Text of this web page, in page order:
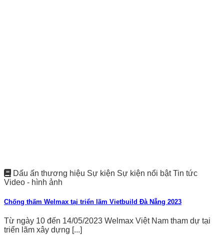
Dấu ấn thương hiệu Sự kiện Sự kiện nổi bật Tin tức
Video - hình ảnh
Chống thấm Welmax tại triển lãm Vietbuild Đà Nẵng 2023
Từ ngày 10 đến 14/05/2023 Welmax Việt Nam tham dự tại
triển lãm xây dựng [...]